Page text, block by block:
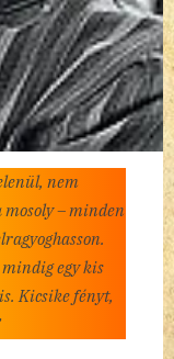
nem
– minden
mindig egy kis
Kicsike fényt,